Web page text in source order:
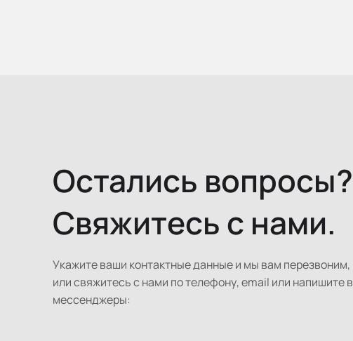
Остались вопросы?
Свяжитесь с нами.
Укажите ваши контактные данные и мы вам перезвоним,
или свяжитесь с нами по телефону, email или напишите в
мессенджеры: